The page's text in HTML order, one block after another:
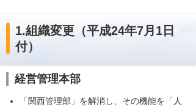
1.組織変更（平成24年7月1日
付）
経営管理本部
「関西管理部」を解消し、その機能を「人